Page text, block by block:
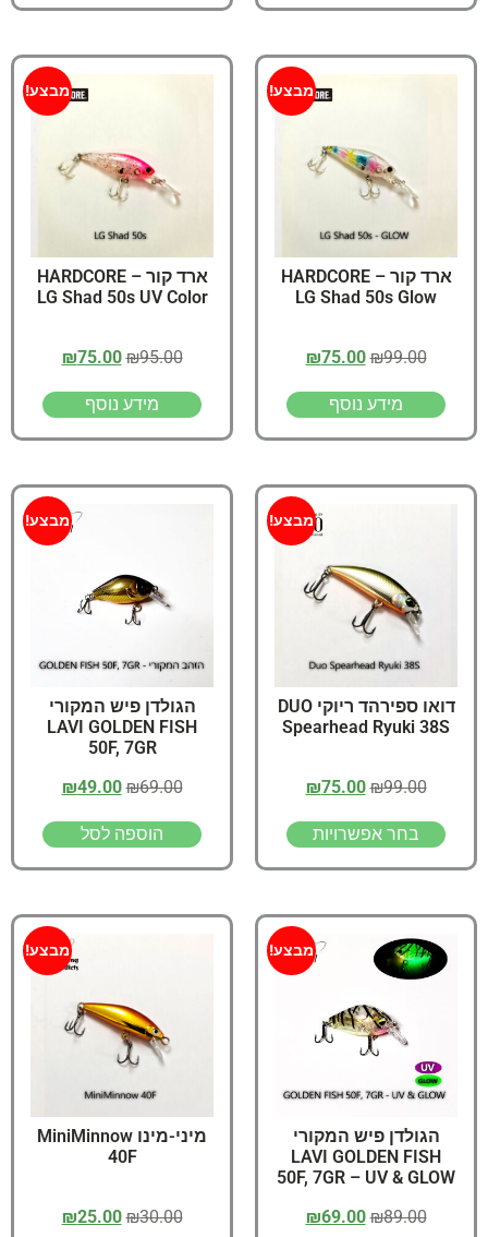
מבצע!
ארד קור – HARDCORE
LG Shad 50s Glow
₪99.00
₪75.00
מידע נוסף
מבצע!
ארד קור – HARDCORE
LG Shad 50s UV Color
₪95.00
₪75.00
מידע נוסף
מבצע!
דואו ספירהד ריוקי DUO
Spearhead Ryuki 38S
₪99.00
₪75.00
בחר אפשרויות
מבצע!
הגולדן פיש המקורי
LAVI GOLDEN FISH
50F, 7GR
₪69.00
₪49.00
הוספה לסל
מבצע!
הגולדן פיש המקורי
LAVI GOLDEN FISH
50F, 7GR – UV & GLOW
₪89.00
₪69.00
מבצע!
מיני-מינו MiniMinnow
40F
₪30.00
₪25.00